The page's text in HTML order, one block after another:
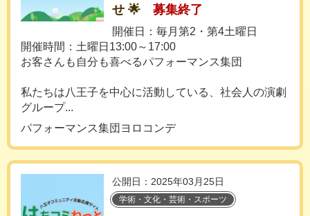
せ 🌟
募集終了
開催日：毎月第2・第4土曜日
開催時間：土曜日13:00～17:00
お客さんも自分も喜べるパフォーマンス集団
私たちは八王子を中心に活動している、社会人の演劇
グループ...
パフォーマンス集団ヨロコンデ
公開日：2025年03月25日
学術・文化・芸術・スポーツ